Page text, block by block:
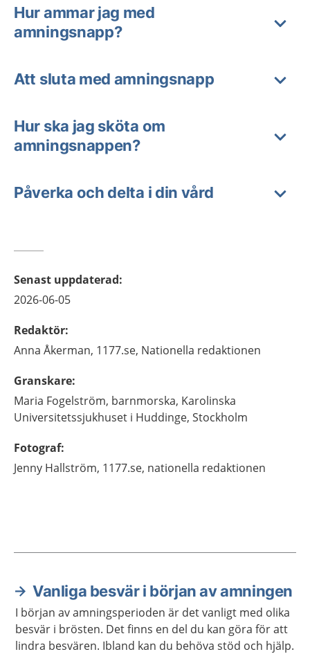
Hur ammar jag med
amningsnapp?
Att sluta med amningsnapp
Hur ska jag sköta om
amningsnappen?
Påverka och delta i din vård
Senast uppdaterad:
2026-06-05
Redaktör:
Anna Åkerman, 1177.se, Nationella redaktionen
Granskare:
Maria Fogelström, barnmorska, Karolinska
Universitetssjukhuset i Huddinge, Stockholm
Fotograf:
Jenny Hallström, 1177.se, nationella redaktionen
Aktuella artiklar
Vanliga besvär i början av amningen
I början av amningsperioden är det vanligt med olika
besvär i brösten. Det finns en del du kan göra för att
lindra besvären. Ibland kan du behöva stöd och hjälp.